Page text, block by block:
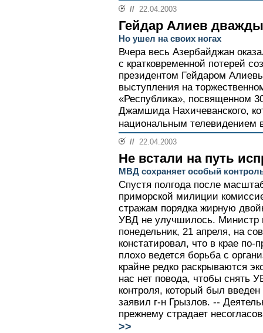
// 22.04.2003
Гейдар Алиев
Но ушел на своих ногах
Вчера весь Азербайджан
с кратковременной потерей
президентом Гейдаром
выступления на
«Республика», посвященном
Джамшида Нахичеванского,
национальным телевидением
// 22.04.2003
Не встали на путь
МВД сохраняет особый
Спустя полгода после
приморской милиции
стражам порядка жирную
УВД не улучшилось. Министр
понедельник, 21 апреля, на
констатировал, что в крае по-
плохо ведется борьба с
крайне редко раскрываются
нас нет повода, чтобы снять
контроля, который был
заявил г-н Грызлов. --
прежнему страдает
>>